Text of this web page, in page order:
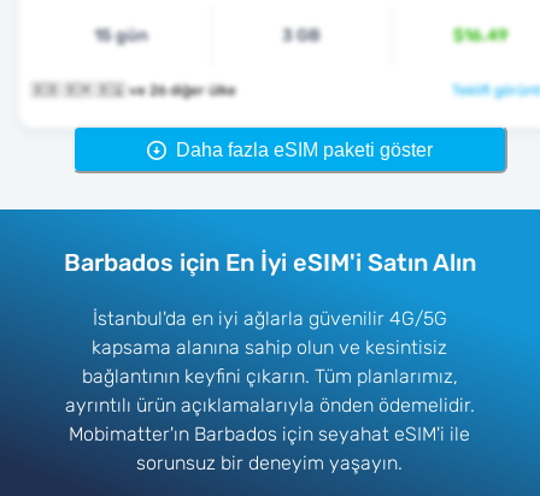
15 gün 3 GB $16.49
🇧🇧 🇧🇲 🇧🇶 ve 26 diğer ülke Teklifi
Daha fazla eSIM paketi göster
Barbados için En İyi eSIM'i Satın Alın
İstanbul'da en iyi ağlarla güvenilir 4G/5G
kapsama alanına sahip olun ve kesintisiz
bağlantının keyfini çıkarın. Tüm planlarımız,
ayrıntılı ürün açıklamalarıyla önden ödemelidir.
Mobimatter'ın Barbados için seyahat eSIM'i ile
sorunsuz bir deneyim yaşayın.